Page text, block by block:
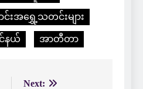
င်းအရွှေ့သတင်းများ
နယ် အာတီတာ
Next: